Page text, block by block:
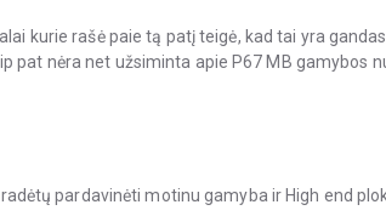
kurie rašė paie tą patį teigė, kad tai yra
pat nėra net užsiminta apie P67 MB gamybos
pardavinėti motinu gamyba ir High end